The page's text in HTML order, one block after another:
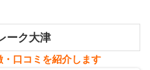
ーク大津
⼝ コミを紹介します